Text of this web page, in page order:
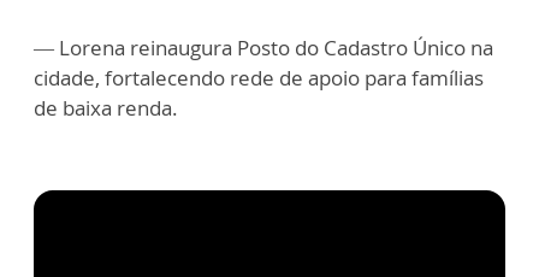
— Lorena reinaugura Posto do Cadastro Único na
cidade, fortalecendo rede de apoio para famílias
de baixa renda.